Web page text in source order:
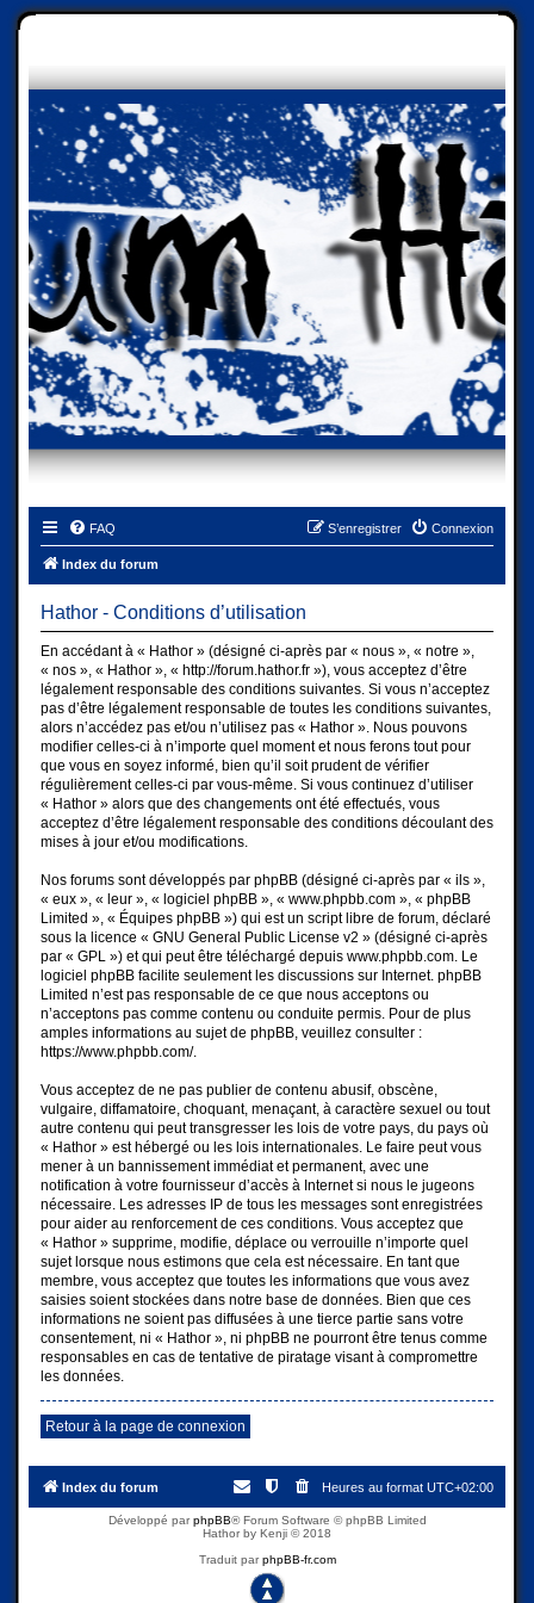
FAQ Connexion
S’enregistrer
Index du forum
Hathor - Conditions d’utilisation
En accédant à « Hathor » (désigné ci-après par « nous », « notre »,
« nos », « Hathor », « http://forum.hathor.fr »), vous acceptez d’être
légalement responsable des conditions suivantes. Si vous n’acceptez
pas d’être légalement responsable de toutes les conditions suivantes,
alors n’accédez pas et/ou n’utilisez pas « Hathor ». Nous pouvons
modifier celles-ci à n’importe quel moment et nous ferons tout pour
que vous en soyez informé, bien qu’il soit prudent de vérifier
régulièrement celles-ci par vous-même. Si vous continuez d’utiliser
« Hathor » alors que des changements ont été effectués, vous
acceptez d’être légalement responsable des conditions découlant des
mises à jour et/ou modifications.
Nos forums sont développés par phpBB (désigné ci-après par « ils »,
« eux », « leur », « logiciel phpBB », « www.phpbb.com », « phpBB
Limited », « Équipes phpBB ») qui est un script libre de forum, déclaré
sous la licence « GNU General Public License v2 » (désigné ci-après
par « GPL ») et qui peut être téléchargé depuis www.phpbb.com. Le
logiciel phpBB facilite seulement les discussions sur Internet. phpBB
Limited n’est pas responsable de ce que nous acceptons ou
n’acceptons pas comme contenu ou conduite permis. Pour de plus
amples informations au sujet de phpBB, veuillez consulter :
https://www.phpbb.com/.
Vous acceptez de ne pas publier de contenu abusif, obscène,
vulgaire, diffamatoire, choquant, menaçant, à caractère sexuel ou tout
autre contenu qui peut transgresser les lois de votre pays, du pays où
« Hathor » est hébergé ou les lois internationales. Le faire peut vous
mener à un bannissement immédiat et permanent, avec une
notification à votre fournisseur d’accès à Internet si nous le jugeons
nécessaire. Les adresses IP de tous les messages sont enregistrées
pour aider au renforcement de ces conditions. Vous acceptez que
« Hathor » supprime, modifie, déplace ou verrouille n’importe quel
sujet lorsque nous estimons que cela est nécessaire. En tant que
membre, vous acceptez que toutes les informations que vous avez
saisies soient stockées dans notre base de données. Bien que ces
informations ne soient pas diffusées à une tierce partie sans votre
consentement, ni « Hathor », ni phpBB ne pourront être tenus comme
responsables en cas de tentative de piratage visant à compromettre
les données.
Retour à la page de connexion
Index du forum Heures au format UTC+02:00
Développé parphpBB® Forum Software © phpBB Limited
Hathor by Kenji © 2018
Traduit parphpBB-fr.com